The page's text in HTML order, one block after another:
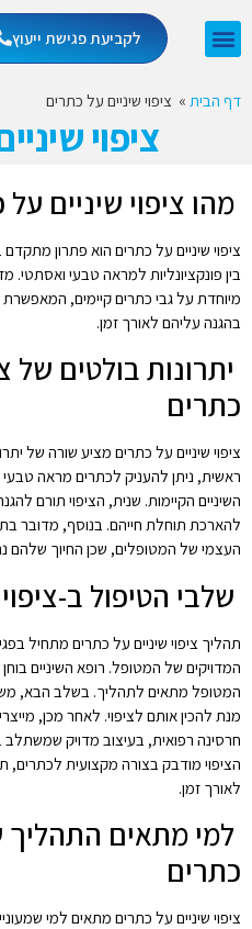
לקביעת פגישת ייעוץ
דף הבית » ציפוי שיניים על כתרים
ציפוי
מהו ציפוי שיניים
ציפוי שיניים על כתרים הוא פתרון
בין פונקציונליות למראה טבעי ואסתטי.
מיוחדת על גבי כתרים קיימים, המאפשרת
בהגנה עליהם לאורך זמן.
יתרונות בולטים של
כתרים
ציפוי שיניים על כתרים מציע שורה של
ראשית, ניתן להעניק לכתרים מראה
השיניים הקיימות. שנית, הציפוי תורם
להארכת תוחלת חייהם. בנוסף, מדובר
העצמי של המטופלים, שכן החיוך שלהם
שלבי הטיפול ב-
תהליך ציפוי שיניים על כתרים מתחיל
המדויקים של המטופל. רופא השיניים
המטופל מתאים לתהליך. בשלב הבא,
מנת להכין אותם לציפוי. לאחר מכן,
חרסינה רפואית, בעיצוב מדויק שמשתלב
הציפוי מודבק בצורה מקצועית
לאורך זמן.
למי מתאים התהליך
כתרים
ציפוי שיניים על כתרים מתאים למי